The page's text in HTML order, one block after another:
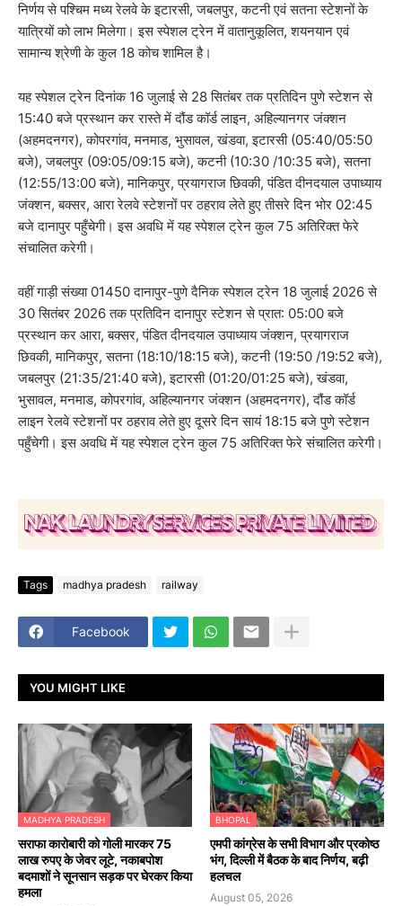
निर्णय से पश्चिम मध्य रेलवे के इटारसी, जबलपुर, कटनी एवं सतना स्टेशनों के
यात्रियों को लाभ मिलेगा। इस स्पेशल ट्रेन में वातानुकूलित, शयनयान एवं
सामान्य श्रेणी के कुल 18 कोच शामिल है।
यह स्पेशल ट्रेन दिनांक 16 जुलाई से 28 सितंबर तक प्रतिदिन पुणे स्टेशन से
15:40 बजे प्रस्थान कर रास्ते में दौंड कॉर्ड लाइन, अहिल्यानगर जंक्शन
(अहमदनगर), कोपरगांव, मनमाड, भुसावल, खंडवा, इटारसी (05:40/05:50
बजे), जबलपुर (09:05/09:15 बजे), कटनी (10:30 /10:35 बजे), सतना
(12:55/13:00 बजे), मानिकपुर, प्रयागराज छिवकी, पंडित दीनदयाल उपाध्याय
जंक्शन, बक्सर, आरा रेलवे स्टेशनों पर ठहराव लेते हुए तीसरे दिन भोर 02:45
बजे दानापुर पहुँचेगी। इस अवधि में यह स्पेशल ट्रेन कुल 75 अतिरिक्त फेरे
संचालित करेगी।
वहीं गाड़ी संख्या 01450 दानापुर-पुणे दैनिक स्पेशल ट्रेन 18 जुलाई 2026 से
30 सितंबर 2026 तक प्रतिदिन दानापुर स्टेशन से प्रात: 05:00 बजे
प्रस्थान कर आरा, बक्सर, पंडित दीनदयाल उपाध्याय जंक्शन, प्रयागराज
छिवकी, मानिकपुर, सतना (18:10/18:15 बजे), कटनी (19:50 /19:52 बजे),
जबलपुर (21:35/21:40 बजे), इटारसी (01:20/01:25 बजे), खंडवा,
भुसावल, मनमाड, कोपरगांव, अहिल्यानगर जंक्शन (अहमदनगर), दौंड कॉर्ड
लाइन रेलवे स्टेशनों पर ठहराव लेते हुए दूसरे दिन सायं 18:15 बजे पुणे स्टेशन
पहुँचेगी। इस अवधि में यह स्पेशल ट्रेन कुल 75 अतिरिक्त फेरे संचालित करेगी।
Tags madhya pradesh railway
Facebook
YOU MIGHT LIKE
MADHYA PRADESH
सराफा कारोबारी को गोली मारकर 75
लाख रुपए के जेवर लूटे, नकाबपोश
बदमाशों ने सूनसान सड़क पर घेरकर किया
हमला
BHOPAL
एमपी कांग्रेस के सभी विभाग और प्रकोष्ठ
भंग, दिल्ली में बैठक के बाद निर्णय, बढ़ी
हलचल
August 05, 2026